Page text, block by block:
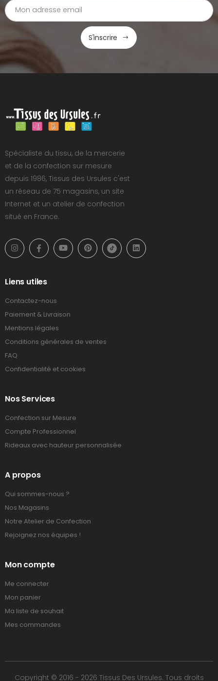
S'inscrire
Spécialiste du tissu, de la mercerie
et de la confection sur mesure
depuis 1986, Tissus des Ursules c'est
un réseau de 75 magasins, un site
Internet et un atelier de confection
situé en France.
Liens utiles
Contactez-nous
Paiement & Livraison
Mentions légales
Conditions générales de ventes
FAQ
Confidentialité et cookies
Nos Services
Confection sur Mesure
Compte Professionnel
Rideaux avec hauteur personnalisée
A propos
Qui sommes-nous ?
Nos Magasins
Notre Atelier de Confection
Rejoignez nos équipes !
Mon compte
Me connecter
Mon panier
Ma liste de souhait
Mes commandes
Copyright © 2016 - 2026 Tissus Des Ursules. Tous droits